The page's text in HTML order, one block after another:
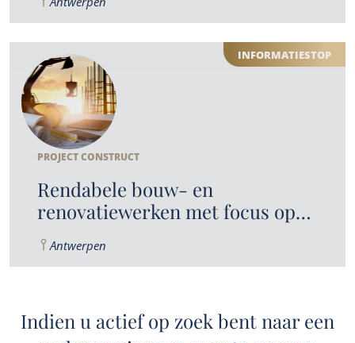
PROJECT CONSTRUCT
Rendabele bouw- en
renovatiewerken met focus op
bedrijven, scholen en eigen
ontwikkelingen
Antwerpen
INFORMATIESTOP
Indien u actief op zoek bent naar een